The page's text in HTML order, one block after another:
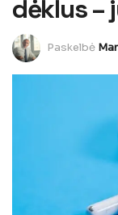
dėklus –
Paskelbė